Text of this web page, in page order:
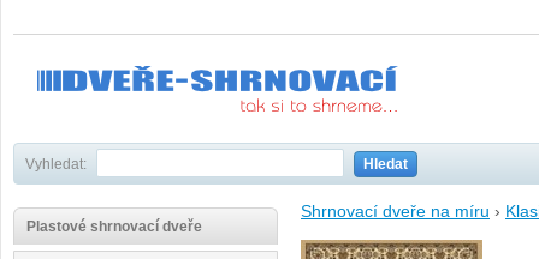
Vyhledat: Hledat
Shrnovací dveře na míru ›
Plastové shrnovací dveře